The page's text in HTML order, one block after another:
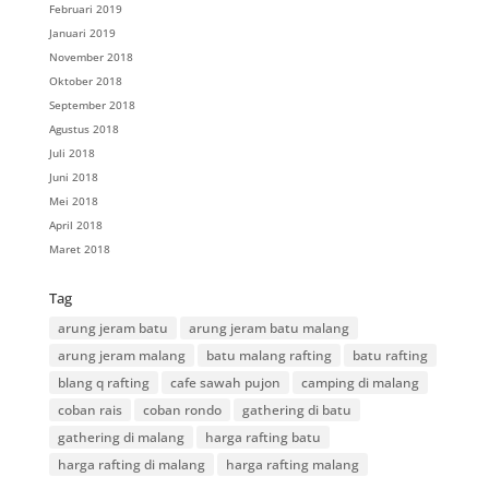
Februari 2019
Januari 2019
November 2018
Oktober 2018
September 2018
Agustus 2018
Juli 2018
Juni 2018
Mei 2018
April 2018
Maret 2018
Tag
arung jeram batu
arung jeram batu malang
arung jeram malang
batu malang rafting
batu rafting
blang q rafting
cafe sawah pujon
camping di malang
coban rais
coban rondo
gathering di batu
gathering di malang
harga rafting batu
harga rafting di malang
harga rafting malang